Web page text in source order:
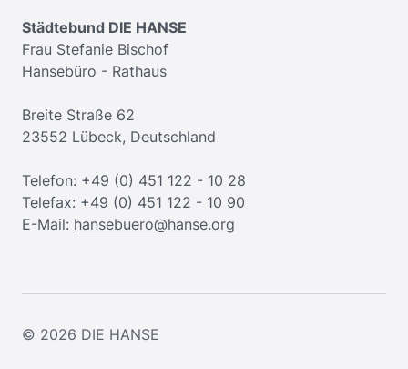
Städtebund DIE HANSE
Frau Stefanie Bischof
Hansebüro - Rathaus
Breite Straße 62
23552 Lübeck, Deutschland
Telefon: +49 (0) 451 122 - 10 28
Telefax: +49 (0) 451 122 - 10 90
E-Mail: hansebuero@hanse.org
© 2026 DIE HANSE